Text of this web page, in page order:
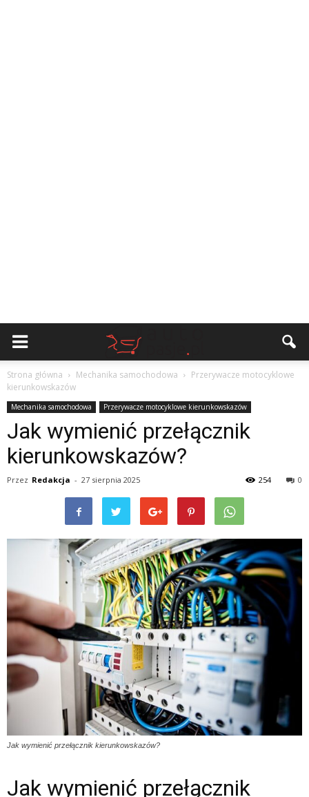
Strona główna Mechanika samochodowa
Przerywacze motocyklowe
kierunkowskazów
Mechanika samochodowa Przerywacze motocyklowe kierunkowskazów
Jak wymienić przełącznik
kierunkowskazów?
Przez Redakcja - 27 sierpnia 2025 0
254
Jak wymienić przełącznik kierunkowskazów?
Jak wymienić przełącznik